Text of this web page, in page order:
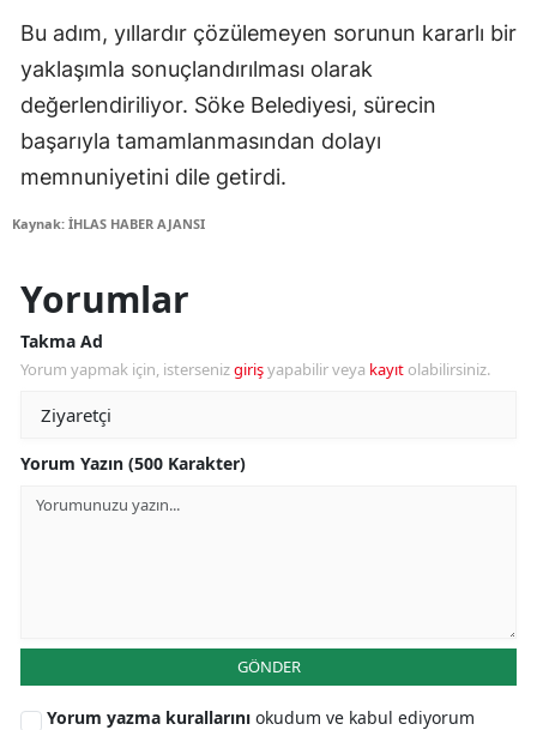
Bu adım, yıllardır çözülemeyen sorunun kararlı bir
yaklaşımla sonuçlandırılması olarak
değerlendiriliyor. Söke Belediyesi, sürecin
başarıyla tamamlanmasından dolayı
memnuniyetini dile getirdi.
Kaynak: İHLAS HABER AJANSI
Yorumlar
Takma Ad
Yorum yapmak için, istersenizgirişyapabilir veya kayıt olabilirsiniz.
Yorum Yazın (500 Karakter)
GÖNDER
Yorum yazma kurallarını okudum ve kabul ediyorum